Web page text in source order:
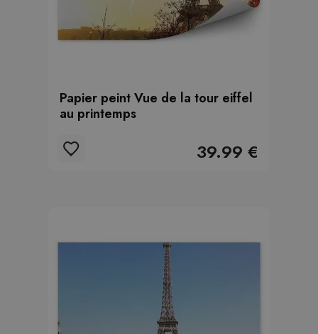
Papier peint Vue de la tour eiffel
au printemps
39.99 €